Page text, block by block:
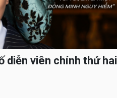
diễn viên chính thứ hai